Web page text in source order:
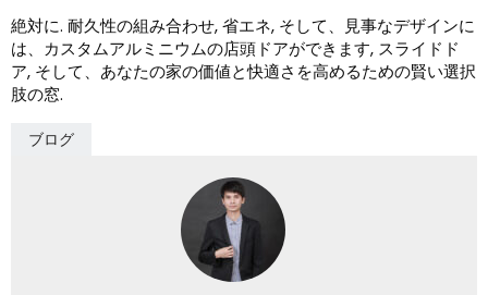
絶対に. 耐久性の組み合わせ, 省エネ, そして、見事なデザインに
は、カスタムアルミニウムの店頭ドアができます, スライドド
ア, そして、あなたの家の価値と快適さを高めるための賢い選択
肢の窓.
ブログ